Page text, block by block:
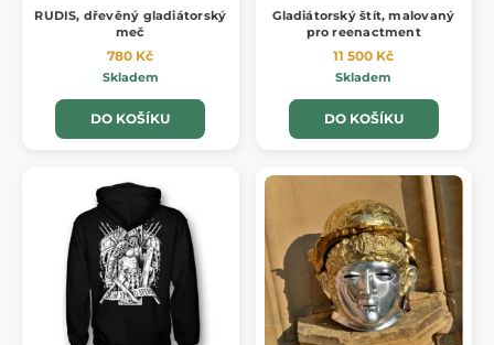
RUDIS, dřevěný gladiátorský
meč
780 Kč
Skladem
DO KOŠÍKU
Gladiátorský štít, malovaný
pro reenactment
11 500 Kč
Skladem
DO KOŠÍKU